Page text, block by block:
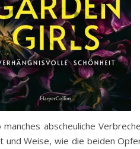
abscheuliche
und Weise, wie die beiden